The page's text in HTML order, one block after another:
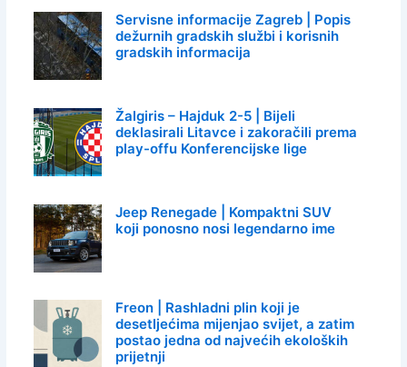
Servisne informacije Zagreb | Popis
dežurnih gradskih službi i korisnih
gradskih informacija
Žalgiris – Hajduk 2-5 | Bijeli
deklasirali Litavce i zakoračili prema
play-offu Konferencijske lige
Jeep Renegade | Kompaktni SUV
koji ponosno nosi legendarno ime
Freon | Rashladni plin koji je
desetljećima mijenjao svijet, a zatim
postao jedna od najvećih ekoloških
prijetnji